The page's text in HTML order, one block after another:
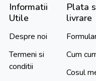
Informatii
Utile
Despre noi
Termeni si
conditii
Plata
livrare
Cum
Cosul